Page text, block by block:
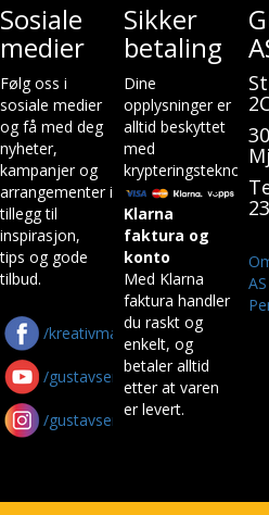
Sosiale
medier
Følg oss i
sosiale medier
og få med deg
nyheter,
kampanjer og
arrangementer i
tillegg til
inspirasjon,
tips og gode
tilbud.
/kreativmaskin
/gustavsenas
/gustavsen_as
Sikker
betaling
Dine
opplysninger er
alltid beskyttet
med
Klarna
faktura og
konto
Med Klarna
faktura handler
du raskt og
enkelt, og
betaler alltid
etter at varen
er levert.
AS